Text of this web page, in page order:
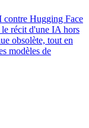
contre Hugging Face
récit d'une IA hors
obsolète, tout en
modèles de